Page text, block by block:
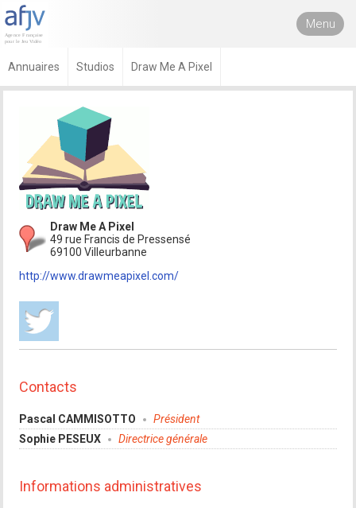
Menu
Annuaires Studios Draw Me A Pixel
Draw Me A Pixel
49 rue Francis de Pressensé
69100 Villeurbanne
http://www.drawmeapixel.com/
Contacts
Pascal CAMMISOTTO
Président
Sophie PESEUX
Directrice générale
Informations administratives